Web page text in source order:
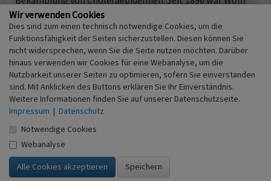
deutscher Konsul für die Stadt und Provinz Córdoba und
seit 1910 außerdem Vizekonsul Österreichs und
stellvertretender Direktor des Banco de Córdoba.
Im Dezember 1911 hatte Dr. Wolff einen 22 Seiten langen
Brief an den Geistlichen Rat Martin Jäger (alias Fritz
Claus) in Edenkoben geschrieben, in dem er seine Kindheit
und Jugend in Edenkoben schilderte. Als später seine Frau
sterbenskrank war, aber genas, stiftete er der
katholischen Kirche Edenkoben ein äußerst wertvolles
Gemälde aus dem 16. Jahrhundert (das seit den 1960er
Jahren verschwunden ist). Bei einem Verwandtenbesuch in
Zamora bei Buenos Aires starb Dr. Jacob Wolff am 14. März
1917 an einen Schlaganfall.
Wir verwenden Cookies
Dies sind zum einen technisch notwendige Cookies, um die
Funktionsfähigkeit der Seiten sicherzustellen. Diesen können Sie
nicht widersprechen, wenn Sie die Seite nutzen möchten. Darüber
hinaus verwenden wir Cookies für eine Webanalyse, um die
Nutzbarkeit unserer Seiten zu optimieren, sofern Sie einverstanden
sind. Mit Anklicken des Buttons erklären Sie Ihr Einverständnis.
Weitere Informationen finden Sie auf unserer Datenschutzseite.
Impressum | Datenschutz
Notwendige Cookies
Webanalyse